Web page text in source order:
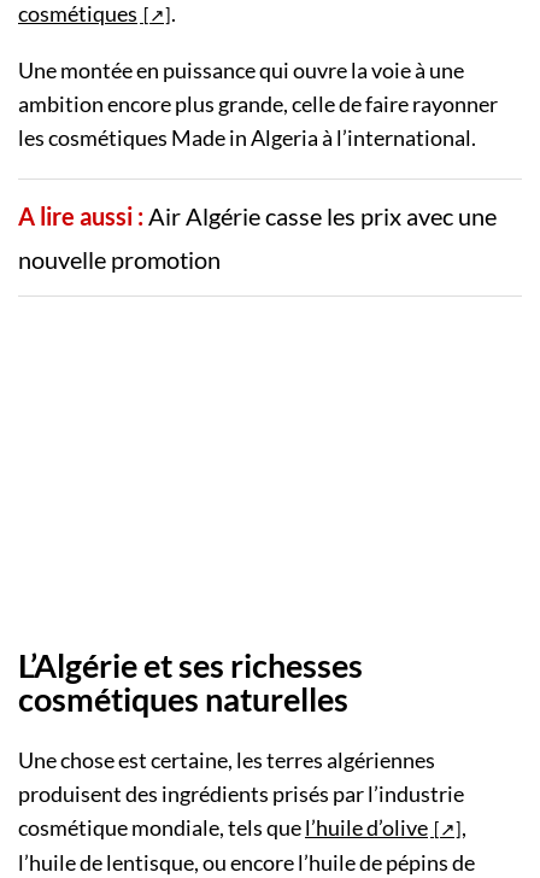
cosmétiques .
Une montée en puissance qui ouvre la voie à une
ambition encore plus grande, celle de faire rayonner
les cosmétiques Made in Algeria à l’international.
A lire aussi : Air Algérie casse les prix avec une
nouvelle promotion
L’Algérie et ses richesses
cosmétiques naturelles
Une chose est certaine, les terres algériennes
produisent des ingrédients prisés par l’industrie
cosmétique mondiale, tels quel’huile d’olive
,
l’huile de lentisque, ou encore l’huile de pépins de